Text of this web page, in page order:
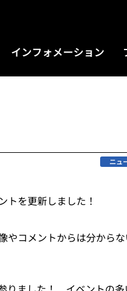
インフォメーション
ニュ
トを更新しました！
やコメントからは分から